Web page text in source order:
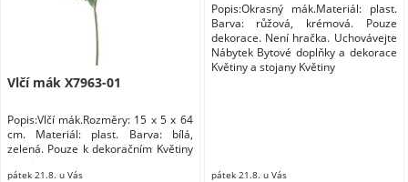
Vlčí mák X7963-01
Popis:Vlčí mák.Rozměry: 15 x 5 x 64
cm. Materiál: plast. Barva: bílá,
zelená. Pouze k dekoračním Květiny
a stojany
pátek 21.8. u Vás
Popis:Okrasný mák.Materiál: plast.
Barva: růžová, krémová. Pouze
dekorace. Není hračka. Uchovávejte
Nábytek Bytové doplňky a dekorace
Květiny a stojany Květiny
pátek 21.8. u Vás